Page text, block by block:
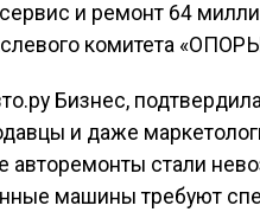
и ремонт 64
комитета
Бизнес,
и даже
авторемонты стали
машины требуют